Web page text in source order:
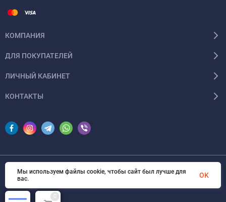
КОМПАНИЯ
ДЛЯ ПОКУПАТЕЛЕЙ
ЛИЧНЫЙ КАБИНЕТ
КОНТАКТЫ
© 2026 InSale. Все права защищены
0
Мы используем файлы cookie, чтобы сайт был лучше для
вас.
OK